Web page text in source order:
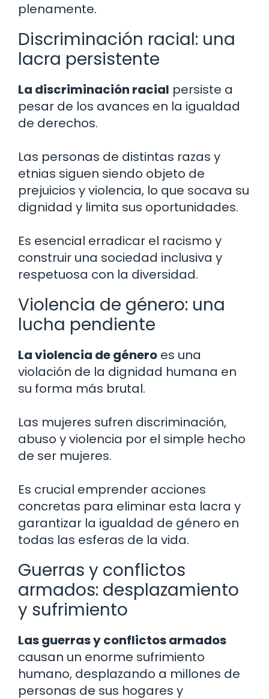
plenamente.
Discriminación racial: una
lacra persistente
La discriminación racial persiste a
pesar de los avances en la igualdad
de derechos.
Las personas de distintas razas y
etnias siguen siendo objeto de
prejuicios y violencia, lo que socava su
dignidad y limita sus oportunidades.
Es esencial erradicar el racismo y
construir una sociedad inclusiva y
respetuosa con la diversidad.
Violencia de género: una
lucha pendiente
La violencia de género es una
violación de la dignidad humana en
su forma más brutal.
Las mujeres sufren discriminación,
abuso y violencia por el simple hecho
de ser mujeres.
Es crucial emprender acciones
concretas para eliminar esta lacra y
garantizar la igualdad de género en
todas las esferas de la vida.
Guerras y conflictos
armados: desplazamiento
y sufrimiento
Las guerras y conflictos armados
causan un enorme sufrimiento
humano, desplazando a millones de
personas de sus hogares y